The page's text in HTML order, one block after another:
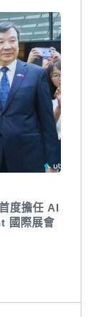
度擔任 AI
國際展會